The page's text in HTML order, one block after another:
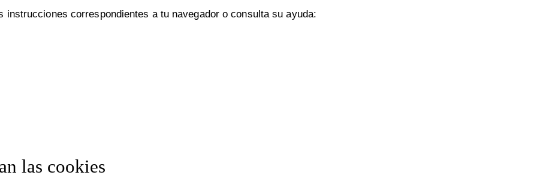
correspondientes a tu navegador o consulta su ayuda:
las cookies